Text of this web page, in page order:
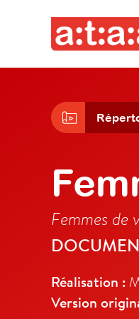
Femmes de
Réalisation :
Version